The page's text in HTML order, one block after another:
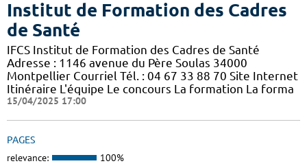
Institut de Formation des Cadres
de Santé
IFCS Institut de Formation des Cadres de Santé
Adresse : 1146 avenue du Père Soulas 34000
Montpellier Courriel Tél. : 04 67 33 88 70 Site Internet
Itinéraire L'équipe Le concours La formation La forma
15/04/2025 17:00
PAGES
relevance: 100%